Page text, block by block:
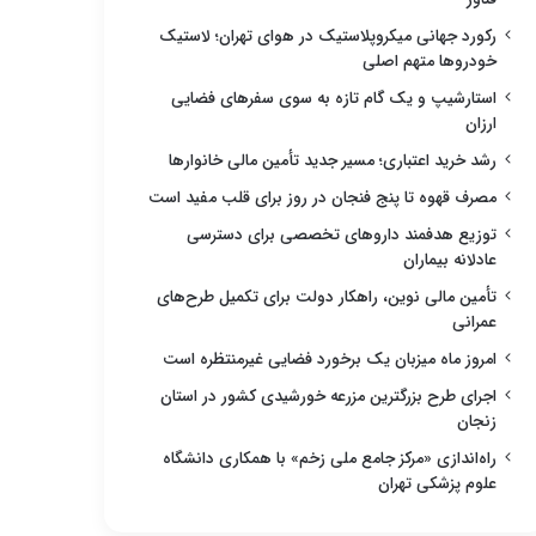
رکورد جهانی میکروپلاستیک در هوای تهران؛ لاستیک
خودروها متهم اصلی
استارشیپ و یک گام تازه به سوی سفرهای فضایی
ارزان
رشد خرید اعتباری؛ مسیر جدید تأمین مالی خانوارها
مصرف قهوه تا پنج فنجان در روز برای قلب مفید است
توزیع هدفمند داروهای تخصصی برای دسترسی
عادلانه بیماران
تأمین مالی نوین، راهکار دولت برای تکمیل طرح‌های
عمرانی
امروز ماه میزبان یک برخورد فضایی غیرمنتظره است
اجرای طرح بزرگترین مزرعه خورشیدی کشور در استان
زنجان
راه‌اندازی «مرکز جامع ملی زخم» با همکاری دانشگاه
علوم پزشکی تهران